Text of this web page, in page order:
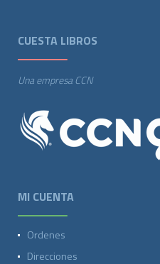
CUESTA LIBROS
Una empresa CCN
MI CUENTA
Ordenes
Direcciones